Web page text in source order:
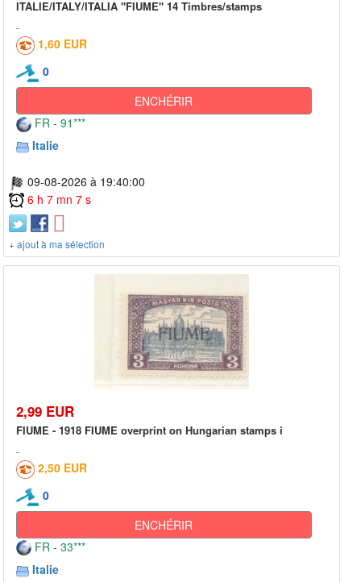
ITALIE/ITALY/ITALIA "FIUME" 14 Timbres/stamps
1,60 EUR
0
ENCHÉRIR
FR - 91***
Italie
09-08-2026 à 19:40:00
6 h 7 mn 7 s
+ ajout à ma sélection
2,99 EUR
FIUME - 1918 FIUME overprint on Hungarian stamps i
2,50 EUR
0
ENCHÉRIR
FR - 33***
Italie